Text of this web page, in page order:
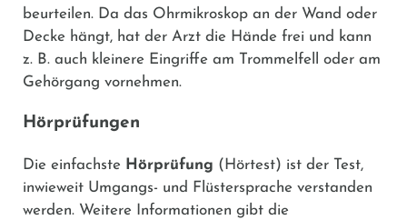
beurteilen. Da das Ohrmikroskop an der Wand oder
Decke hängt, hat der Arzt die Hände frei und kann
z. B. auch kleinere Eingriffe am Trommelfell oder am
Gehörgang vornehmen.
Hörprüfungen
Die einfachste Hörprüfung (Hörtest) ist der Test,
inwieweit Umgangs- und Flüstersprache verstanden
werden. Weitere Informationen gibt die